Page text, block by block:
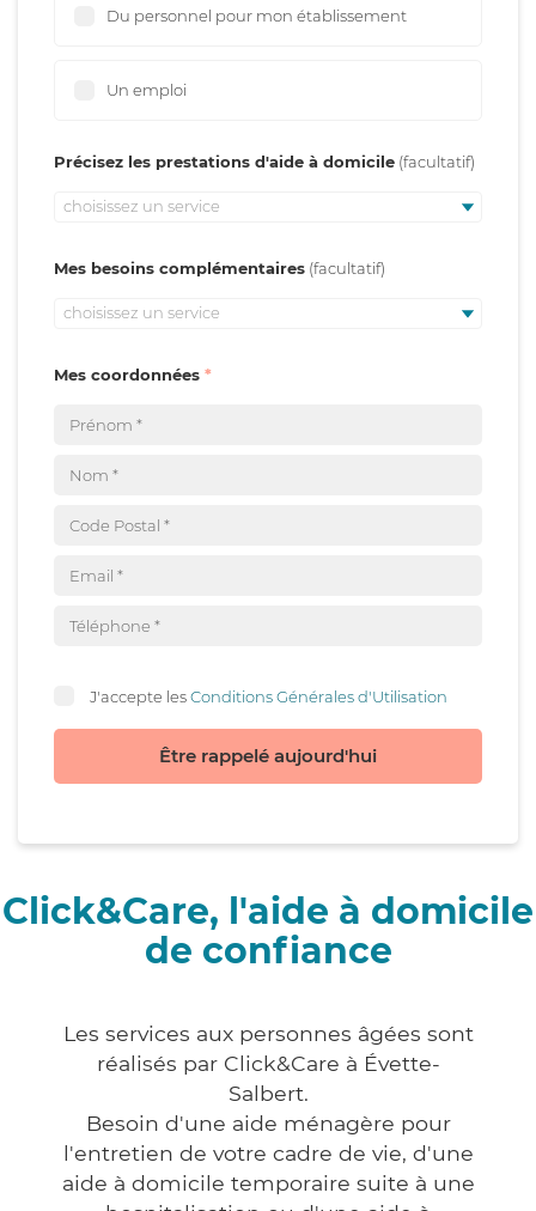
Du personnel pour mon établissement
Un emploi
Précisez les prestations d'aide à domicile
choisissez un service
Mes besoins complémentaires
choisissez un service
Mes coordonnées
J'accepte lesConditions Générales d'Utilisation
Être rappelé aujourd'hui
Click&Care, l'aide à domicile
de confiance
Les services aux personnes âgées sont
réalisés par Click&Care à Évette-
Salbert.
Besoin d'une aide ménagère pour
l'entretien de votre cadre de vie, d'une
aide à domicile temporaire suite à une